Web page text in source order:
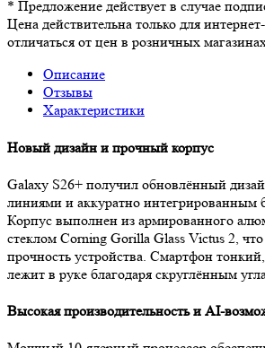
* Предложение действует в случае
Цена действительна только для
отличаться от цен в розничных
Описание
Отзывы
Характеристики
Новый дизайн и прочный корпус
Galaxy S26+ получил обновлённый
линиями и аккуратно интегрированным
Корпус выполнен из армированного
стеклом Corning Gorilla Glass Victus 2,
прочность устройства. Смартфон
лежит в руке благодаря скруглённым
Высокая производительность и AI-